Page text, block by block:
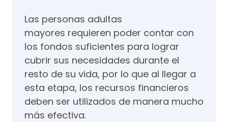
Las personas adultas
mayores requieren poder contar con
los fondos suficientes para lograr
cubrir sus necesidades durante el
resto de su vida, por lo que al llegar a
esta etapa, los recursos financieros
deben ser utilizados de manera mucho
más efectiva.